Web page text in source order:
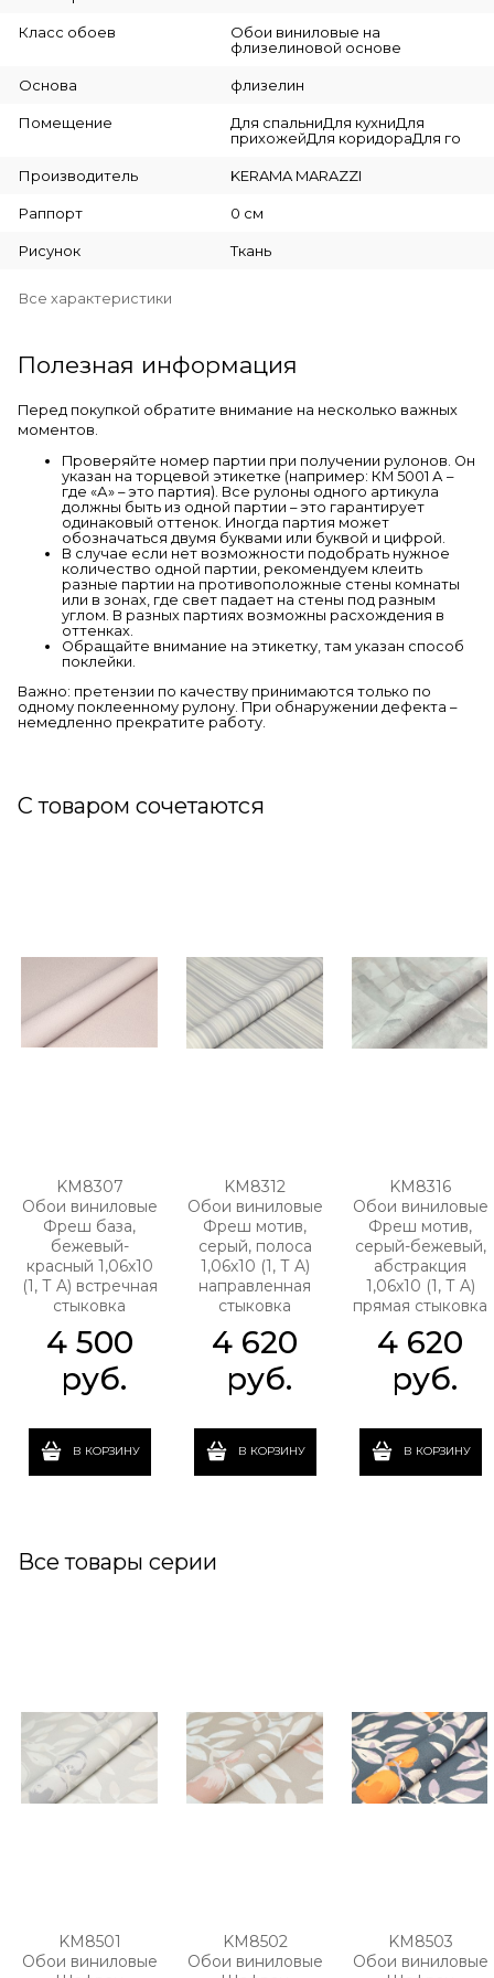
Класс обоев
Обои виниловые на
флизелиновой основе
Основа флизелин
Помещение
Для спальниДля кухниДля
прихожейДля коридораДля го
Производитель KERAMA MARAZZI
Раппорт 0 см
Рисунок Ткань
Все характеристики
Полезная информация
Перед покупкой обратите внимание на несколько важных
моментов.
Проверяйте номер партии при получении рулонов. Он
указан на торцевой этикетке (например: КМ 5001 А –
где «А» – это партия). Все рулоны одного артикула
должны быть из одной партии – это гарантирует
одинаковый оттенок. Иногда партия может
обозначаться двумя буквами или буквой и цифрой.
В случае если нет возможности подобрать нужное
количество одной партии, рекомендуем клеить
разные партии на противоположные стены комнаты
или в зонах, где свет падает на стены под разным
углом. В разных партиях возможны расхождения в
оттенках.
Обращайте внимание на этикетку, там указан способ
поклейки.
Важно: претензии по качеству принимаются только по
одному поклеенному рулону. При обнаружении дефекта –
немедленно прекратите работу.
С товаром сочетаются
KM8307
Обои виниловые
Фреш база,
бежевый-
красный 1,06х10
(1, Т A) встречная
стыковка
4 500
руб.
В КОРЗИНУ
KM8312
Обои виниловые
Фреш мотив,
серый, полоса
1,06х10 (1, Т A)
направленная
стыковка
4 620
руб.
В КОРЗИНУ
KM8316
Обои виниловые
Фреш мотив,
серый-бежевый,
абстракция
1,06х10 (1, Т A)
прямая стыковка
4 620
руб.
В КОРЗИНУ
Все товары серии
KM8501
Обои виниловые
KM8502
Обои виниловые
KM8503
Обои виниловые